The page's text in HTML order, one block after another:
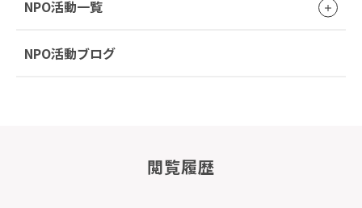
NPO活動一覧
NPO活動ブログ
閲覧履歴